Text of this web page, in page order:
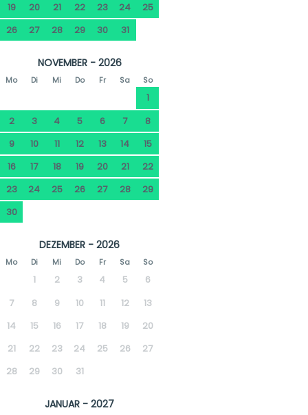
19
20 21 22 23 24
25
26
27 28 29 30 31
NOVEMBER - 2026
Mo Di Mi Do Fr Sa So
1
2
3 4 5 6 7
8
9
10 11 12 13 14
15
16
17 18 19 20 21
22
23
24 25 26 27 28
29
30
DEZEMBER - 2026
Mo Di Mi Do Fr Sa So
1 2 3 4 5
6
7
8 9 10 11 12
13
14
15 16 17 18 19
20
21
22 23 24 25 26
27
28
29 30 31
JANUAR - 2027